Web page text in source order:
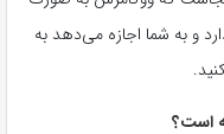
و به شما اجازه می‌دهد به
است؟